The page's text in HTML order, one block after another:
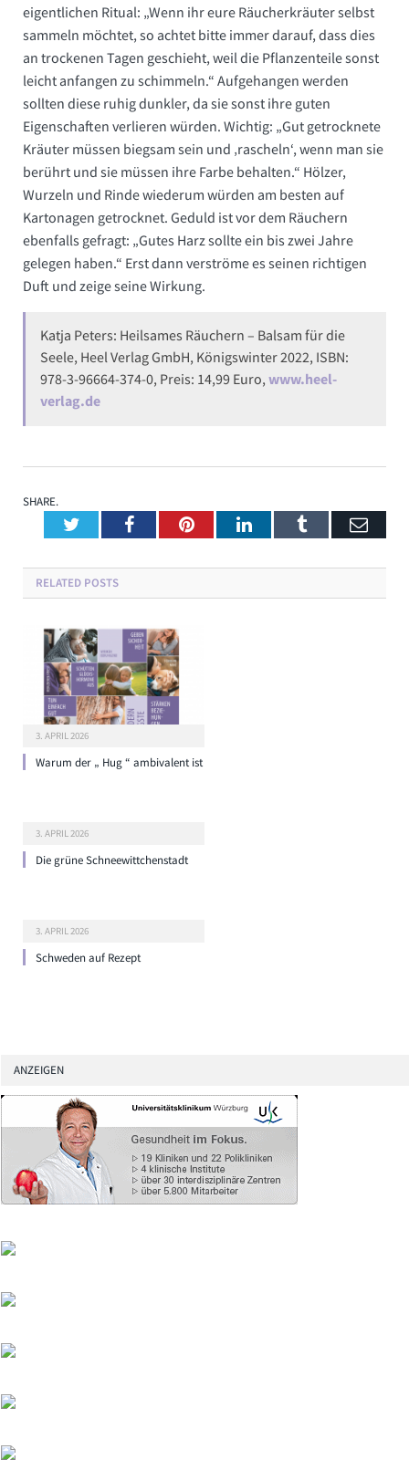
eigentlichen Ritual: „Wenn ihr eure Räucherkräuter selbst
sammeln möchtet, so achtet bitte immer darauf, dass dies
an trockenen Tagen geschieht, weil die Pflanzenteile sonst
leicht anfangen zu schimmeln.“ Aufgehangen werden
sollten diese ruhig dunkler, da sie sonst ihre guten
Eigenschaften verlieren würden. Wichtig: „Gut getrocknete
Kräuter müssen biegsam sein und ‚rascheln‘, wenn man sie
berührt und sie müssen ihre Farbe behalten.“ Hölzer,
Wurzeln und Rinde wiederum würden am besten auf
Kartonagen getrocknet. Geduld ist vor dem Räuchern
ebenfalls gefragt: „Gutes Harz sollte ein bis zwei Jahre
gelegen haben.“ Erst dann verströme es seinen richtigen
Duft und zeige seine Wirkung.
Katja Peters: Heilsames Räuchern – Balsam für die
Seele, Heel Verlag GmbH, ­Königswinter 2022, ISBN:
978-3-96664-374-0, Preis: 14,99 Euro, www.heel-
verlag.de
SHARE.
TwitterFacebookPinterestLinkedInTumblr
RELATED POSTS
3. APRIL 2026
Warum der „ Hug “ ambivalent ist
3. APRIL 2026
Die grüne Schneewittchenstadt
3. APRIL 2026
Schweden auf Rezept
ANZEIGEN